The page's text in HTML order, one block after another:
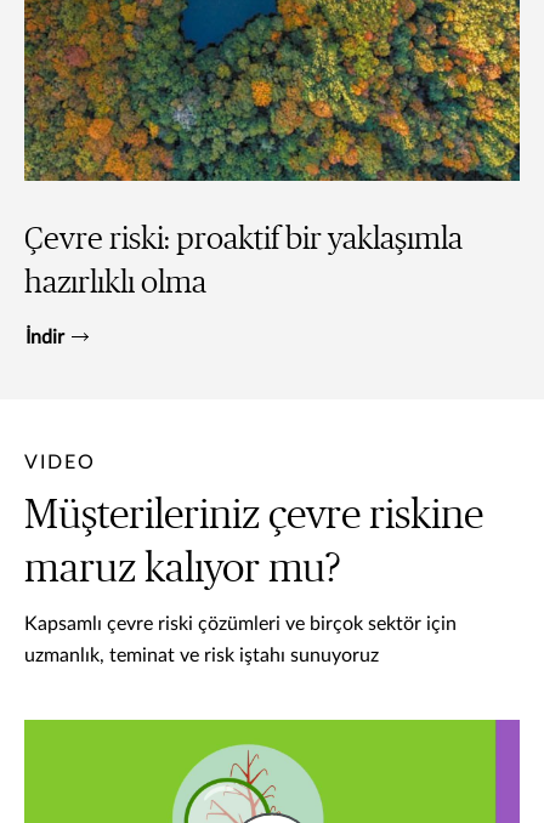
Çevre riski: proaktif bir yaklaşımla
hazırlıklı olma
İndir
VIDEO
Müşterileriniz çevre riskine
maruz kalıyor mu?
Kapsamlı çevre riski çözümleri ve birçok sektör için
uzmanlık, teminat ve risk iştahı sunuyoruz